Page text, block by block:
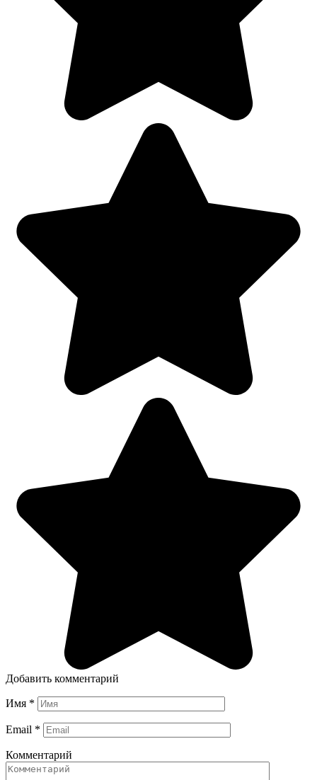
Добавить комментарий
Имя *
Email *
Комментарий